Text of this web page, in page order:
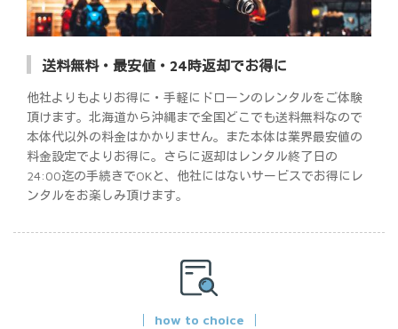
送料無料・最安値・24時返却でお得に
他社よりもよりお得に・手軽にドローンのレンタルをご体験
頂けます。北海道から沖縄まで全国どこでも送料無料なので
本体代以外の料金はかかりません。また本体は業界最安値の
料金設定でよりお得に。さらに返却はレンタル終了日の
24:00迄の手続きでOKと、他社にはないサービスでお得にレ
ンタルをお楽しみ頂けます。
how to choice